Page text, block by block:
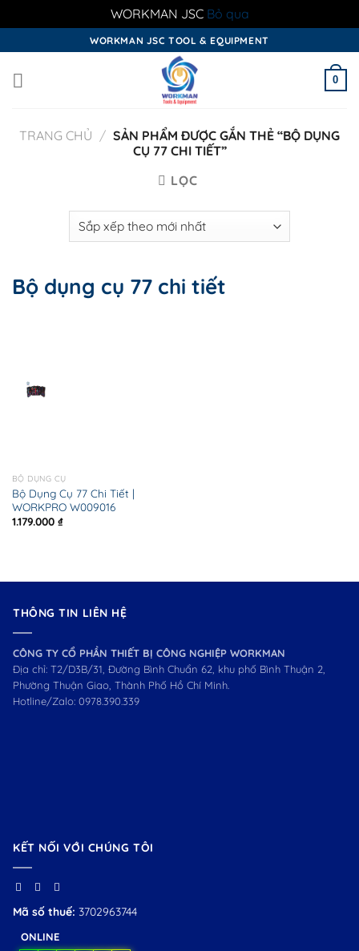
WORKMAN JSC Bỏ qua
to
content
WORKMAN JSC TOOL & EQUIPMENT
0
TRANG CHỦ / SẢN PHẨM ĐƯỢC GẮN THẺ “BỘ DỤNG
CỤ 77 CHI TIẾT”
LỌC
Bộ dụng cụ 77 chi tiết
BỘ DỤNG CỤ
Bộ Dụng Cụ 77 Chi Tiết |
WORKPRO W009016
1.179.000 ₫
THÔNG TIN LIÊN HỆ
CÔNG TY CỔ PHẦN THIẾT BỊ CÔNG NGHIỆP WORKMAN
Địa chỉ: T2/D3B/31, Đường Bình Chuẩn 62, khu phố Bình Thuận 2,
Phường Thuận Giao, Thành Phố Hồ Chí Minh.
Hotline/Zalo: 0978.390.339
KẾT NỐI VỚI CHÚNG TÔI
Mã số thuế: 3702963744
ONLINE